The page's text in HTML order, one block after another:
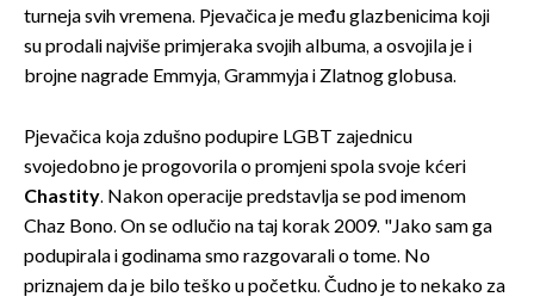
turneja svih vremena. Pjevačica je među glazbenicima koji
su prodali najviše primjeraka svojih albuma, a osvojila je i
brojne nagrade Emmyja, Grammyja i Zlatnog globusa.
Pjevačica koja zdušno podupire LGBT zajednicu
svojedobno je progovorila o promjeni spola svoje kćeri
Chastity. Nakon operacije predstavlja se pod imenom
Chaz Bono. On se odlučio na taj korak 2009. "Jako sam ga
podupirala i godinama smo razgovarali o tome. No
priznajem da je bilo teško u početku. Čudno je to nekako za